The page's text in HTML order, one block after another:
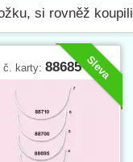
si rovněž koupili
Sleva
č. karty: 88685